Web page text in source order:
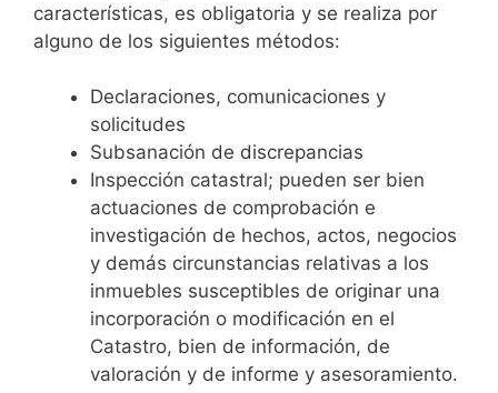
características, es obligatoria y se realiza por
alguno de los siguientes métodos:
Declaraciones, comunicaciones y
solicitudes
Subsanación de discrepancias
Inspección catastral; pueden ser bien
actuaciones de comprobación e
investigación de hechos, actos, negocios
y demás circunstancias relativas a los
inmuebles susceptibles de originar una
incorporación o modificación en el
Catastro, bien de información, de
valoración y de informe y asesoramiento.